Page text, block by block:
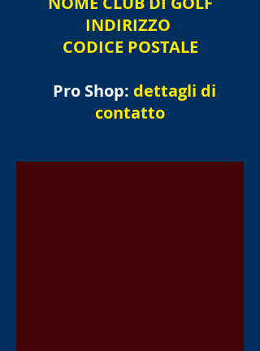
INDIRIZZO
CODICE POSTALE
Pro Shop: dettagli di
contatto